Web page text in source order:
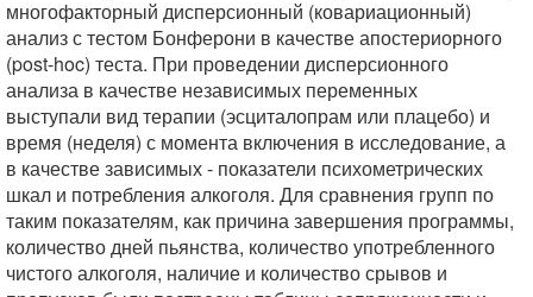
многофакторный дисперсионный (ковариационный)
анализ с тестом Бонферони в качестве апостериорного
(post-hoc) теста. При проведении дисперсионного
анализа в качестве независимых переменных
выступали вид терапии (эсциталопрам или плацебо) и
время (неделя) с момента включения в исследование, а
в качестве зависимых - показатели психометрических
шкал и потребления алкоголя. Для сравнения групп по
таким показателям, как причина завершения программы,
количество дней пьянства, количество употребленного
чистого алкоголя, наличие и количество срывов и